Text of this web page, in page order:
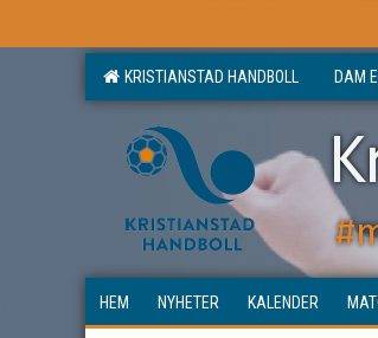
KRISTIANSTAD HANDBOLL DAM
HEM NYHETER KALENDER